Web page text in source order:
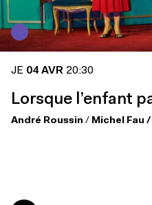
JE 04 AVR 20:30
Lorsque l’enfant
André Roussin / Michel Fau